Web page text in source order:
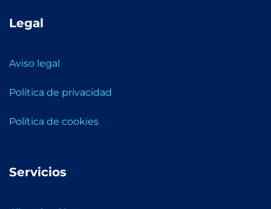
Legal
Aviso legal
Política de privacidad
Política de cookies
Servicios